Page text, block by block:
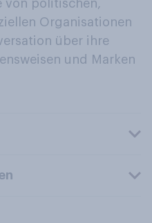
von politischen,
Organisationen
über ihre
und Marken